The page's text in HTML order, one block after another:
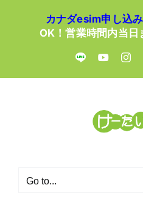
カナダesim申し込
OK！営業時間内当日
LINE YouTube
Go to...